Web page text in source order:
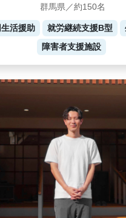
群馬県／約150名
活援助 就労継続支援B型
障害者支援施設